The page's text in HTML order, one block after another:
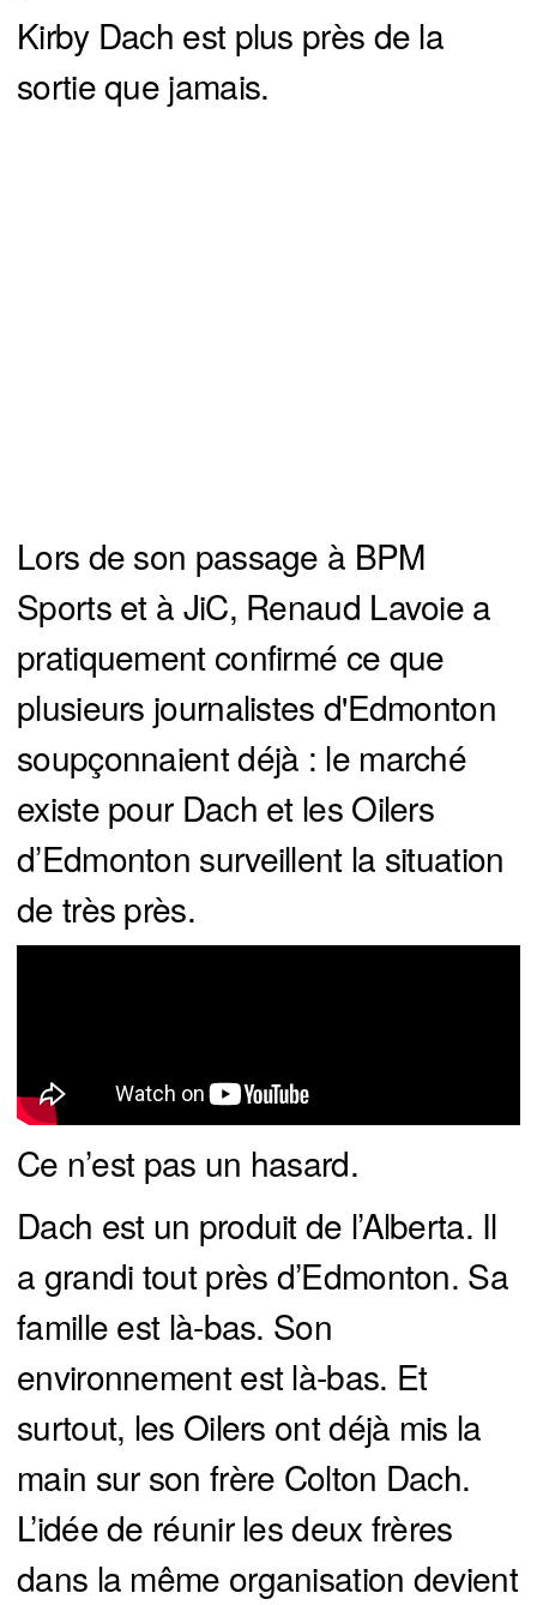
Kirby Dach est plus près de la
sortie que jamais.
Lors de son passage à BPM
Sports et à JiC, Renaud Lavoie a
pratiquement confirmé ce que
plusieurs journalistes d'Edmonton
soupçonnaient déjà : le marché
existe pour Dach et les Oilers
d’Edmonton surveillent la situation
de très près.
Ce n’est pas un hasard.
Dach est un produit de l’Alberta. Il
a grandi tout près d’Edmonton. Sa
famille est là-bas. Son
environnement est là-bas. Et
surtout, les Oilers ont déjà mis la
main sur son frère Colton Dach.
L’idée de réunir les deux frères
dans la même organisation devient